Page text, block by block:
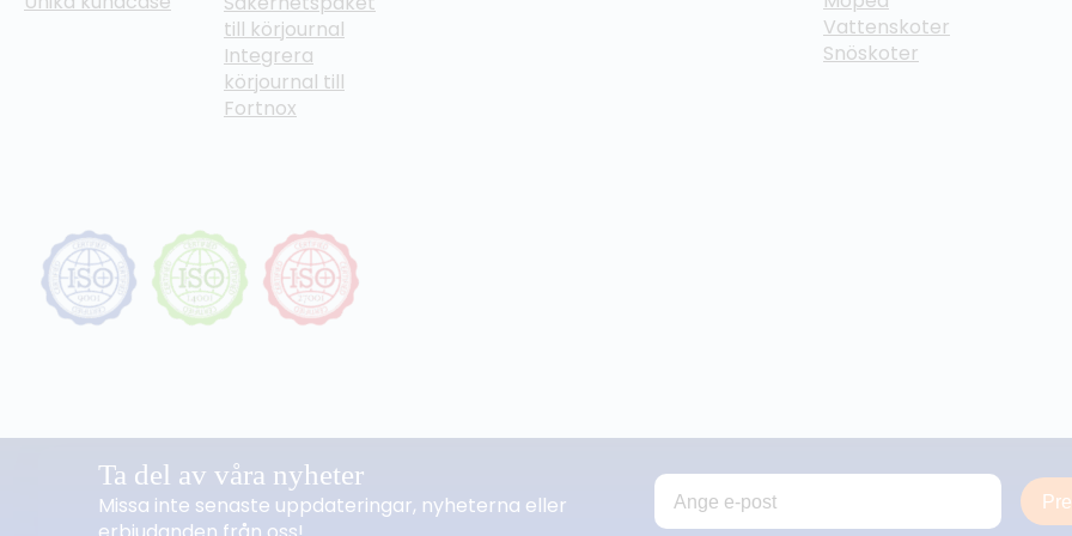
till körjournal
Integrera
körjournal till
Fortnox
Vattenskoter
Snöskoter
Ta del av våra nyheter
Missa inte senaste uppdateringar, nyheterna eller